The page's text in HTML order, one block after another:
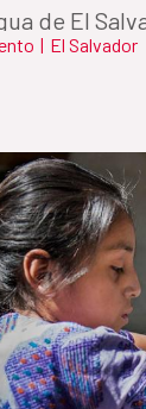
de El
| El Salvador